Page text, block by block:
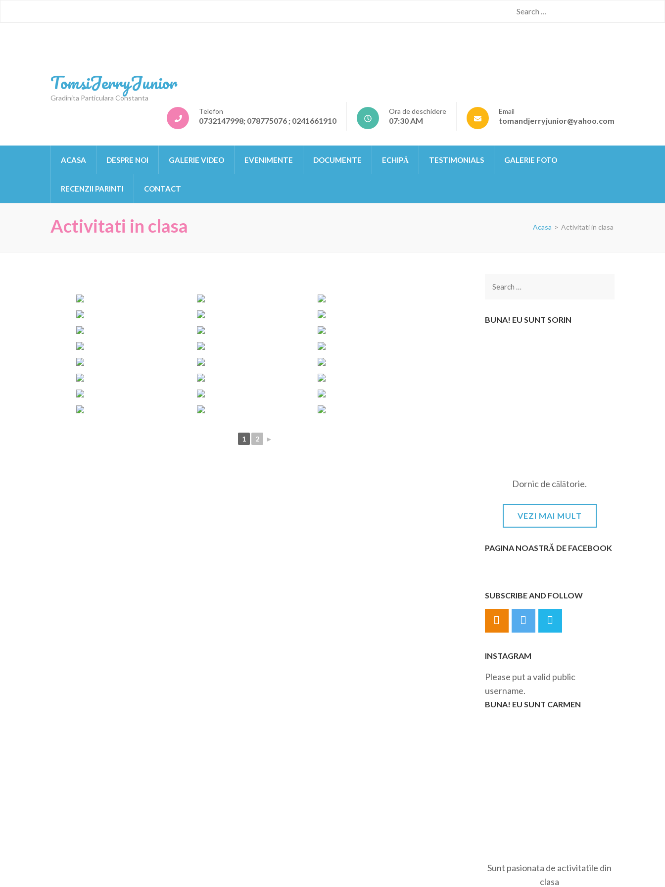
Search
TomsiJerryJunior
Gradinita Particulara Constanta
Telefon
0732147998; 078775076 ; 0241661910
Ora de deschidere
07:30 AM
Email
tomandjerryjunior@yahoo.com
ACASA DESPRE NOI GALERIE VIDEO EVENIMENTE DOCUMENTE ECHIPĂ TESTIMONIALS GALERIE FOTO
RECENZII PARINTI CONTACT
Activitati in clasa Acasa > Activitati in clasa
1 2 ►
Search
BUNA! EU SUNT SORIN
Dornic de călătorie.
VEZI MAI MULT
PAGINA NOASTRĂ DE FACEBOOK
SUBSCRIBE AND FOLLOW
INSTAGRAM
Please put a valid public
username.
BUNA! EU SUNT CARMEN
Sunt pasionata de activitatile din
clasa